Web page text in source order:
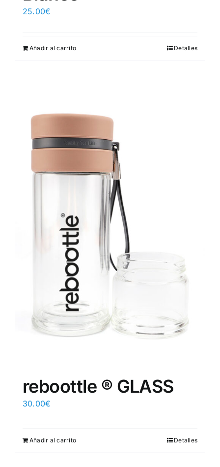
25.00€
Añadir al carrito Detalles
reboottle ® GLASS
30.00€
Añadir al carrito Detalles